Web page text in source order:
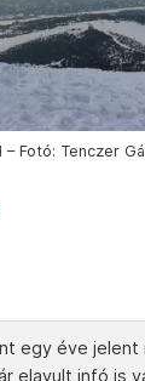
Fotó: Tenczer
egy éve jelent
elavult infó is